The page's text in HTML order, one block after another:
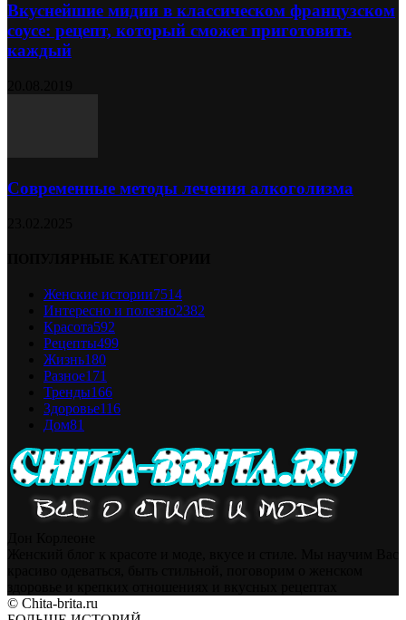
Вкуснейшие мидии в классическом французском
соусе: рецепт, который сможет приготовить
каждый
Современные методы лечения алкоголизма
Женские истории7514
Интересно и полезно2382
Красота592
Рецепты499
Жизнь180
Разное171
Тренды166
Здоровье116
Дом81
© Chita-brita.ru